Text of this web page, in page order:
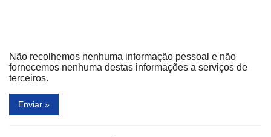
Não recolhemos nenhuma informação pessoal e não
fornecemos nenhuma destas informações a serviços de
terceiros.
Enviar »